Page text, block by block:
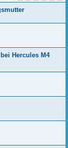
Hercules M4